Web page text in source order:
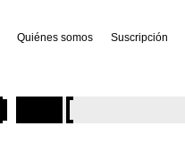
Quiénes somos Suscripción